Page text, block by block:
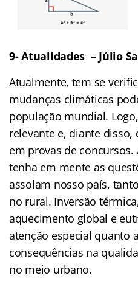
9- Atualidades – Júlio
Atualmente, tem se
mudanças climáticas
população mundial.
relevante e, diante
em provas de
tenha em mente as
assolam nosso país,
no rural. Inversão
aquecimento global e
atenção especial quanto
consequências na
no meio urbano.